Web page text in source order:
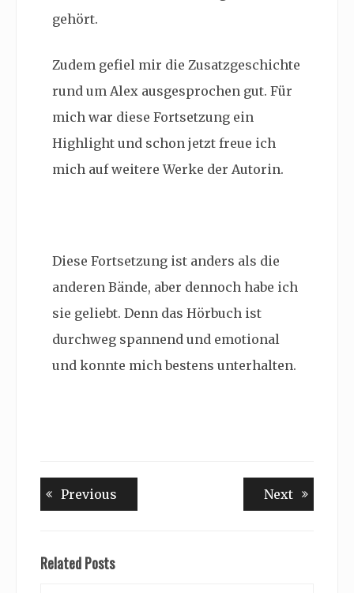
gehört.
Zudem gefiel mir die Zusatzgeschichte
rund um Alex ausgesprochen gut. Für
mich war diese Fortsetzung ein
Highlight und schon jetzt freue ich
mich auf weitere Werke der Autorin.
Diese Fortsetzung ist anders als die
anderen Bände, aber dennoch habe ich
sie geliebt. Denn das Hörbuch ist
durchweg spannend und emotional
und konnte mich bestens unterhalten.
Beitragsnavigation
Previous NextNext
Related Posts